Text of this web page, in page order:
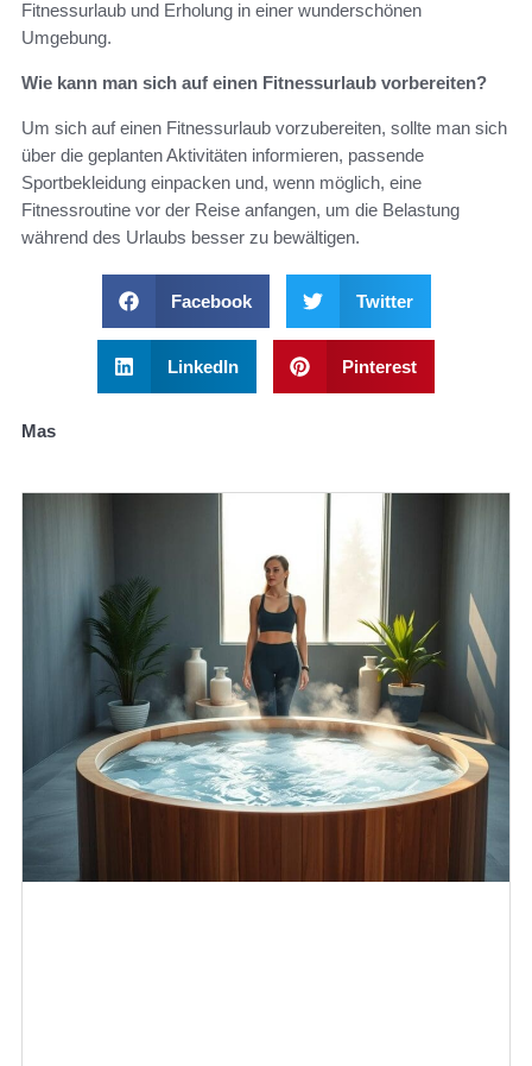
Fitnessurlaub und Erholung in einer wunderschönen
Umgebung.
Wie kann man sich auf einen Fitnessurlaub vorbereiten?
Um sich auf einen Fitnessurlaub vorzubereiten, sollte man sich
über die geplanten Aktivitäten informieren, passende
Sportbekleidung einpacken und, wenn möglich, eine
Fitnessroutine vor der Reise anfangen, um die Belastung
während des Urlaubs besser zu bewältigen.
Facebook Twitter
LinkedIn Pinterest
Mas